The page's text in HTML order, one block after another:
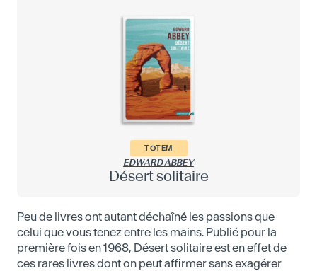
TOTEM
EDWARD ABBEY
Désert solitaire
Peu de livres ont autant déchaîné les passions que
celui que vous tenez entre les mains. Publié pour la
première fois en 1968, Désert solitaire est en effet de
ces rares livres dont on peut affirmer sans exagérer